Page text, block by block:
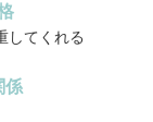
してくれる
係